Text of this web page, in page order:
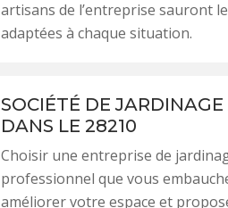
artisans de l’entreprise sauront
adaptées à chaque situation.
SOCIÉTÉ DE
DANS LE 28210
Choisir une entreprise de
professionnel que vous
améliorer votre espace et